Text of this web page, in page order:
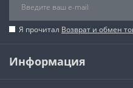
Я прочитал Возврат и обмен
Информация